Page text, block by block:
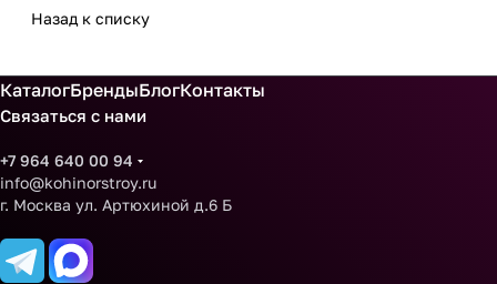
Назад к списку
КаталогБрендыБлогКонтакты
Связаться с нами
+7 964 640 00 94
info@kohinorstroy.ru
г. Москва ул. Артюхиной д.6 Б